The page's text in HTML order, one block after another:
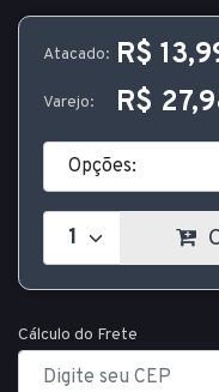
Atacado: R$
Varejo: R$
Cálculo do Frete